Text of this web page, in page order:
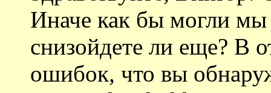
Иначе как бы могли
снизойдете ли еще? В
ошибок, что вы